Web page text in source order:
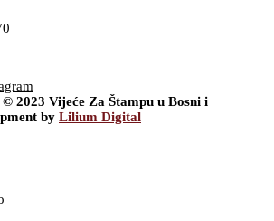
2023 Vijeće Za Štampu u Bosni i
by Lilium Digital